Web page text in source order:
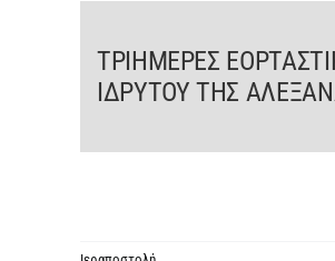
ΤΡΙΗΜΕΡΕΣ
ΙΔΡΥΤΟΥ ΤΗΣ